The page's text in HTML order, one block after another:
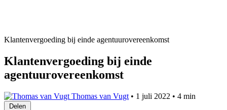
Klantenvergoeding bij einde agentuurovereenkomst
Klantenvergoeding bij einde
agentuurovereenkomst
Thomas van Vugt • 1 juli 2022 • 4 min